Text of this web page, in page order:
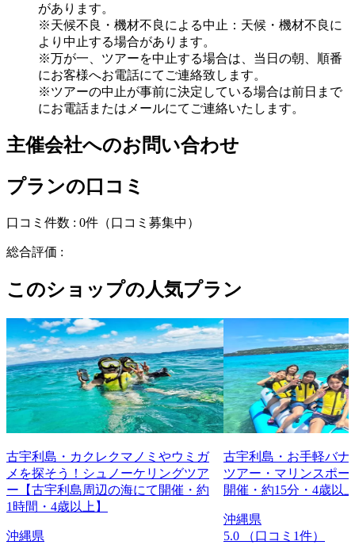
があります。
※天候不良・機材不良による中止：天候・機材不良に
より中止する場合があります。
※万が一、ツアーを中止する場合は、当日の朝、順番
にお客様へお電話にてご連絡致します。
※ツアーの中止が事前に決定している場合は前日まで
にお電話またはメールにてご連絡いたします。
主催会社へのお問い合わせ
プランの口コミ
口コミ件数 : 0件 （口コミ募集中）
総合評価 :
このショップの人気プラン
古宇利島・カクレクマノミやウミガ
メを探そう！シュノーケリングツア
ー【古宇利島周辺の海にて開催・約
1時間・4歳以上】
沖縄県
古宇利島・お手軽バナ
ツアー・マリンスポー
開催・約15分・4歳以
沖縄県
5.0
（口コミ1件）